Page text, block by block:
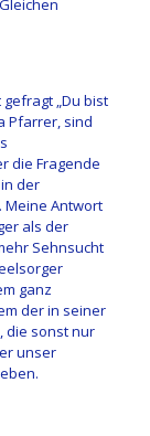
„Du bist
Pfarrer, sind
die Fragende
der
Meine Antwort
als der
Sehnsucht
ganz
der in seiner
die sonst nur
unser